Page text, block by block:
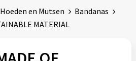
en Mutsen
Bandanas
MATERIAL